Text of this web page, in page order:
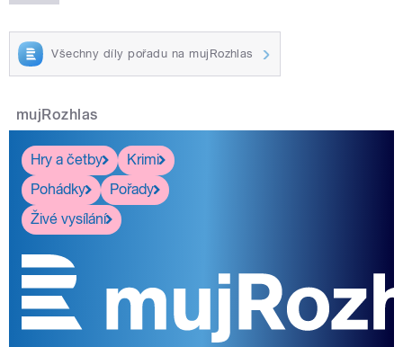
Všechny díly pořadu na mujRozhlas
mujRozhlas
Hry a četby
Krimi
Pohádky
Pořady
Živé vysílání